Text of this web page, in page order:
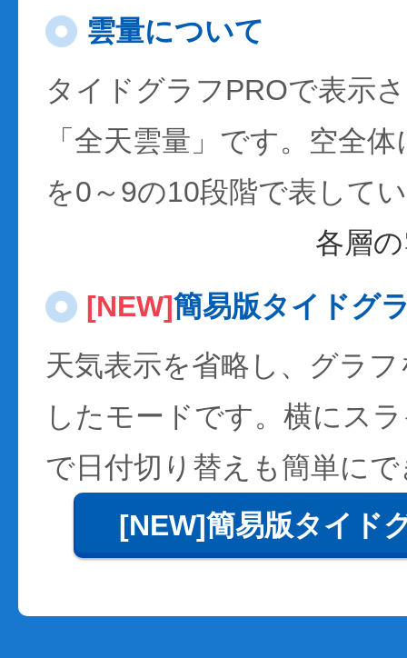
雲量について
タイドグラフPROで表示
「全天雲量」です。空全
を0～9の10段階で表して
各層
[NEW]簡易版タイドグ
天気表示を省略し、グラ
したモードです。横にス
で日付切り替えも簡単に
[NEW]簡易版タイド